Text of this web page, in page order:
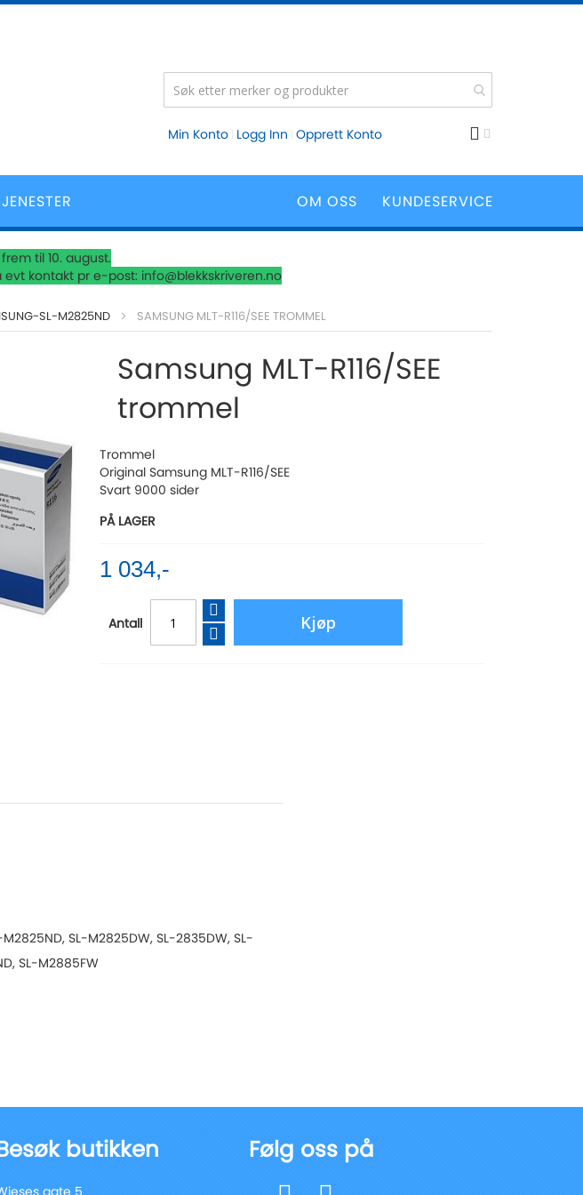
Min Konto Logg Inn Opprett Konto
KUNDESERVICE
OM OSS
til 10. august.
kontakt pr e-post: info@blekkskriveren.no
SL-M2825ND SAMSUNG MLT-R116/SEE TROMMEL
Samsung MLT-R116/SEE
trommel
Trommel
Original Samsung MLT-R116/SEE
Svart 9000 sider
PÅ LAGER
1 034,-
Antall Kjøp
SL-M2825DW, SL-2835DW, SL-
SL-M2885FW
butikken
gate 5
Følg oss på